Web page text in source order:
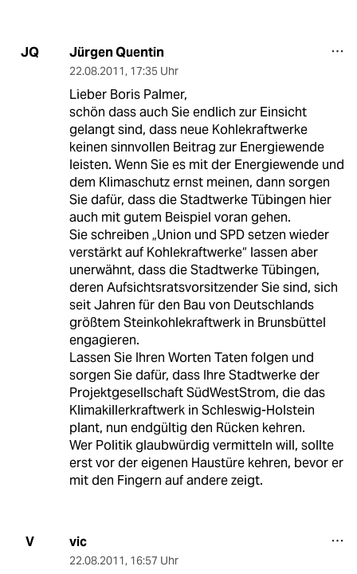
JQ Jürgen Quentin
22.08.2011, 17:35 Uhr
Lieber Boris Palmer,
schön dass auch Sie endlich zur Einsicht
gelangt sind, dass neue Kohlekraftwerke
keinen sinnvollen Beitrag zur Energiewende
leisten. Wenn Sie es mit der Energiewende und
dem Klimaschutz ernst meinen, dann sorgen
Sie dafür, dass die Stadtwerke Tübingen hier
auch mit gutem Beispiel voran gehen.
Sie schreiben „Union und SPD setzen wieder
verstärkt auf Kohlekraftwerke“ lassen aber
unerwähnt, dass die Stadtwerke Tübingen,
deren Aufsichtsratsvorsitzender Sie sind, sich
seit Jahren für den Bau von Deutschlands
größtem Steinkohlekraftwerk in Brunsbüttel
engagieren.
Lassen Sie Ihren Worten Taten folgen und
sorgen Sie dafür, dass Ihre Stadtwerke der
Projektgesellschaft SüdWestStrom, die das
Klimakillerkraftwerk in Schleswig-Holstein
plant, nun endgültig den Rücken kehren.
Wer Politik glaubwürdig vermitteln will, sollte
erst vor der eigenen Haustüre kehren, bevor er
mit den Fingern auf andere zeigt.
V vic
22.08.2011, 16:57 Uhr